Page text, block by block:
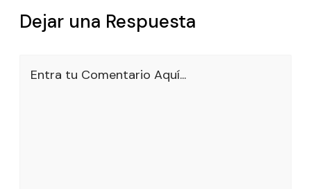
Dejar una Respuesta
Entra tu Comentario Aquí...